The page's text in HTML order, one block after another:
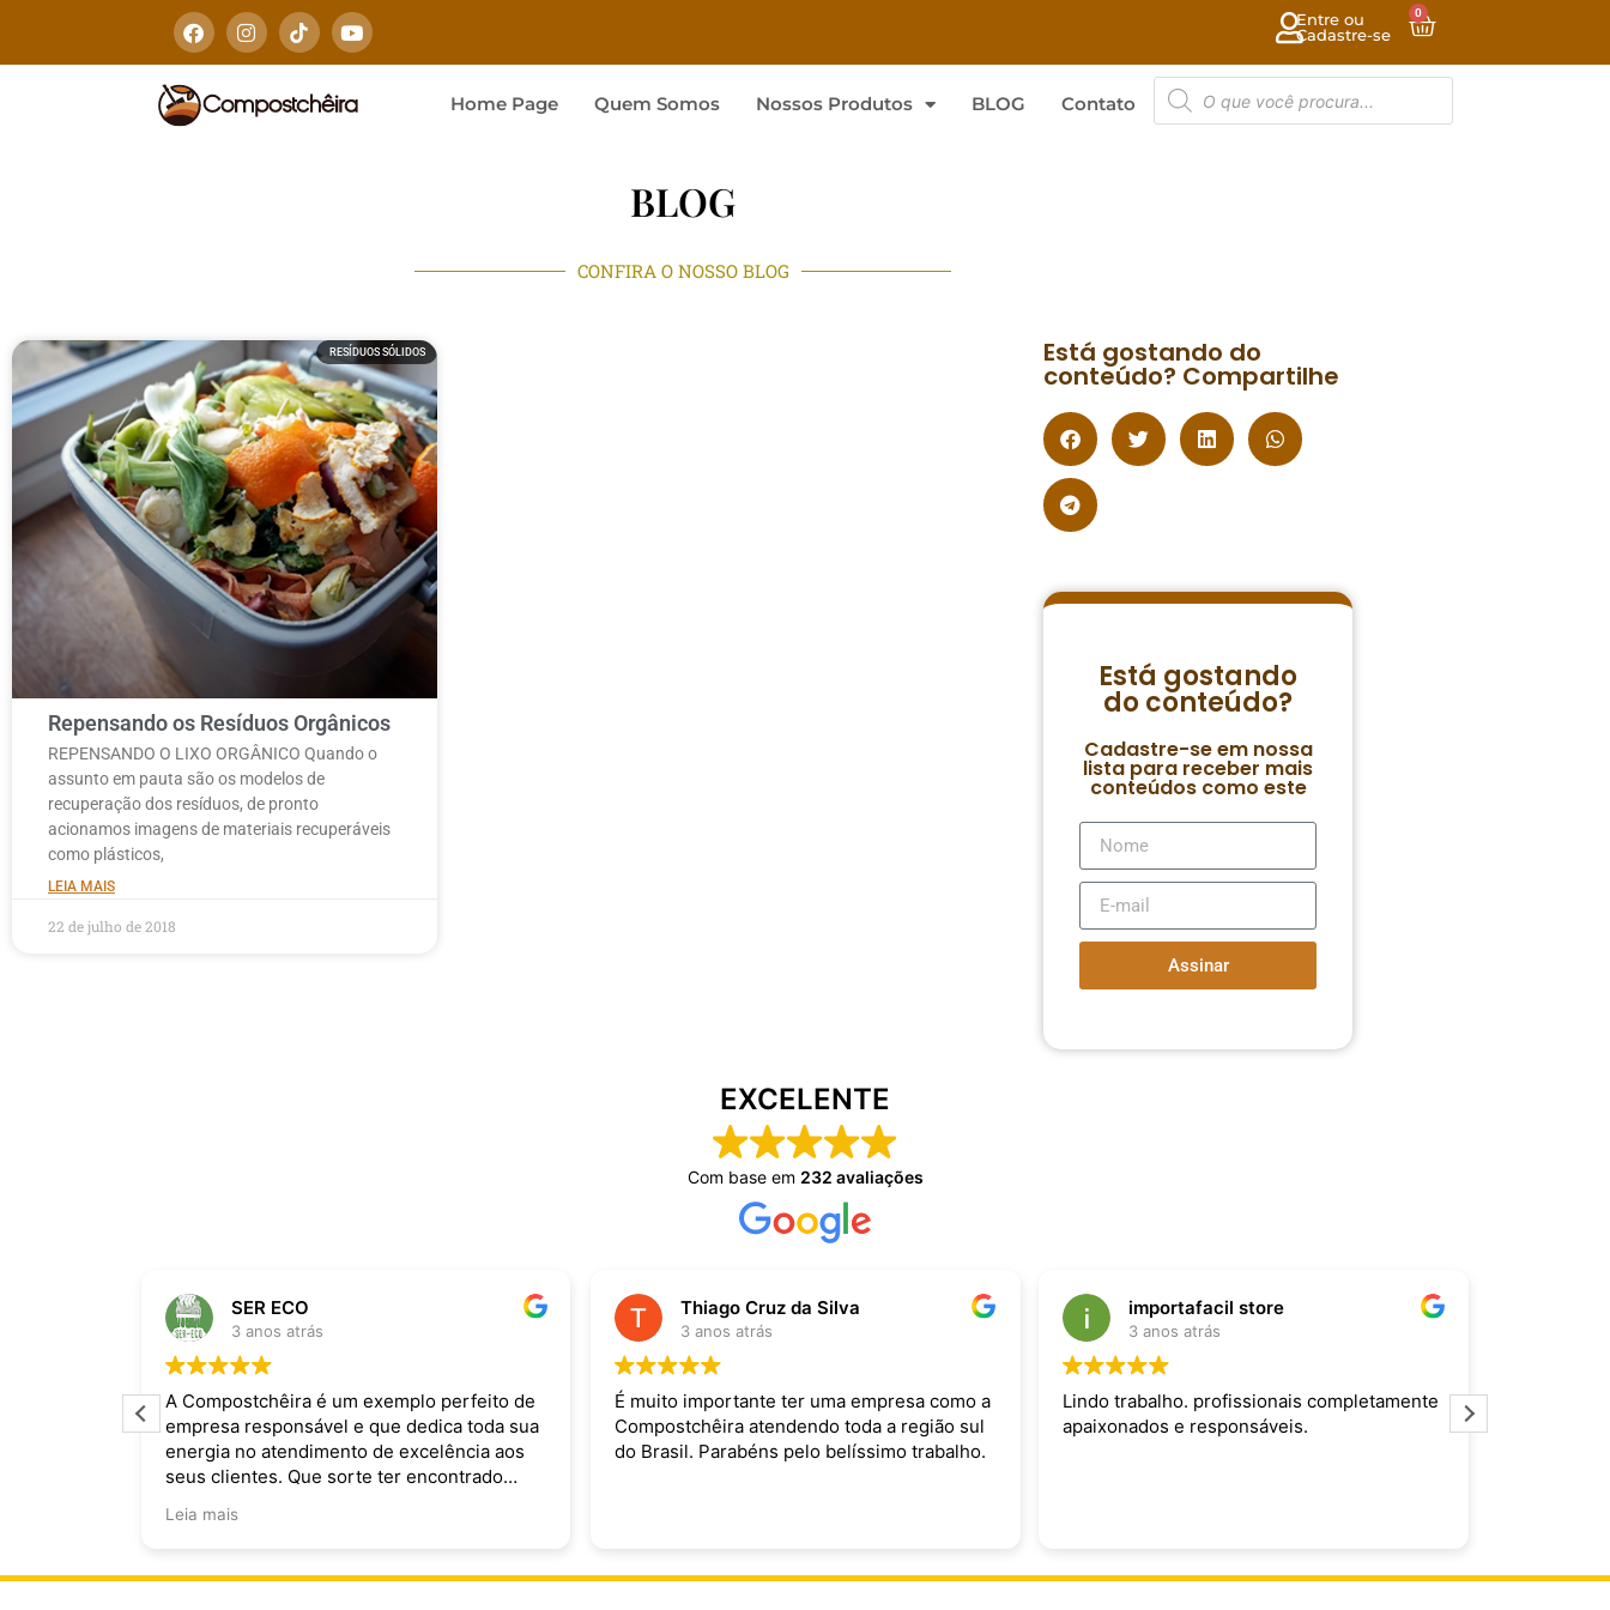
Entre ou
Cadastre-se
0
Home Page Quem Somos Nossos Produtos BLOG Contato
BLOG
CONFIRA O NOSSO BLOG
RESÍDUOS SÓLIDOS
Repensando os Resíduos Orgânicos
REPENSANDO O LIXO ORGÂNICO Quando o
assunto em pauta são os modelos de
recuperação dos resíduos, de pronto
acionamos imagens de materiais recuperáveis
como plásticos,
LEIA MAIS
22 de julho de 2018
Está gostando do
conteúdo? Compartilhe
Está gostando
do conteúdo?
Cadastre-se em nossa
lista para receber mais
conteúdos como este
Assinar
EXCELENTE
Com base em 232 avaliações
SER ECO
3 anos atrás
A Compostchêira é um exemplo perfeito de
empresa responsável e que dedica toda sua
energia no atendimento de excelência aos
seus clientes. Que sorte ter encontrado
Leia mais
Thiago Cruz da Silva
3 anos atrás
É muito importante ter uma empresa como a
Compostchêira atendendo toda a região sul
do Brasil. Parabéns pelo belíssimo trabalho.
importafacil store
3 anos atrás
Lindo trabalho. profissionais completamente
apaixonados e responsáveis.